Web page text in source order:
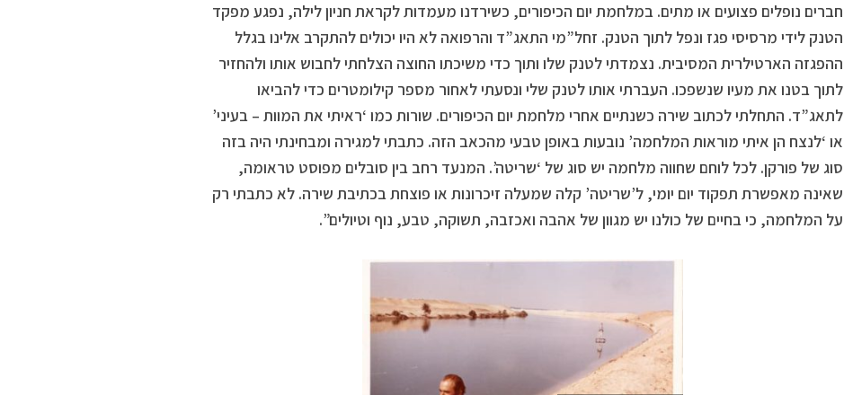
חברים נופלים פצועים או מתים. במלחמת יום הכיפורים, כשירדנו מעמדות לקראת חניון לילה, נפגע מפקד
הטנק לידי מרסיסי פגז ונפל לתוך הטנק. זחל”מי התאג”ד והרפואה לא היו יכולים להתקרב אלינו בגלל
ההפגזה הארטילרית המסיבית. נצמדתי לטנק שלו ותוך כדי משיכתו החוצה הצלחתי לחבוש אותו ולהחזיר
לתוך בטנו את מעיו שנשפכו. העברתי אותו לטנק שלי ונסעתי לאחור מספר קילומטרים כדי להביאו
לתאג”ד. התחלתי לכתוב שירה כשנתיים אחרי מלחמת יום הכיפורים. שורות כמו ‘ראיתי את המוות – בעיני’
או ‘לנצח הן איתי מוראות המלחמה’ נובעות באופן טבעי מהכאב הזה. כתבתי למגירה ומבחינתי היה בזה
סוג של פורקן. לכל לוחם שחווה מלחמה יש סוג של ‘שריטה’. המנעד רחב בין סובלים מפוסט טראומה,
שאינה מאפשרת תפקוד יום יומי, ל’שריטה’ קלה שמעלה זיכרונות או פוצחת בכתיבת שירה. לא כתבתי רק
על המלחמה, כי בחיים של כולנו יש מגוון של אהבה ואכזבה, תשוקה, טבע, נוף וטיולים”.